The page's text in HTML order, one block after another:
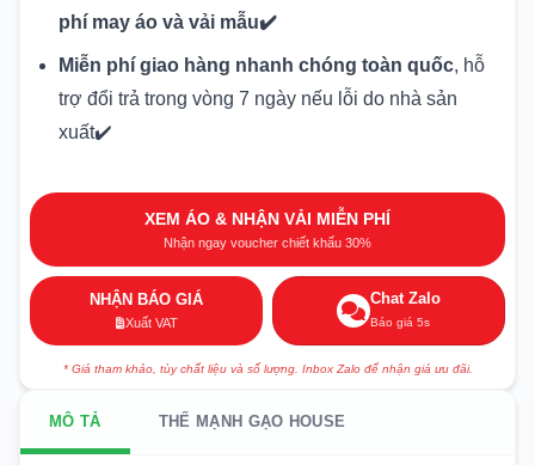
phí may áo và vải mẫu✔️
Miễn phí giao hàng nhanh chóng toàn quốc, hỗ
trợ đổi trả trong vòng 7 ngày nếu lỗi do nhà sản
xuất✔️
XEM ÁO & NHẬN VẢI MIỄN PHÍ
Nhận ngay voucher chiết khấu 30%
NHẬN BÁO GIÁ
Xuất VAT
Chat Zalo
Báo giá 5s
* Giá tham khảo, tùy chất liệu và số lượng. Inbox Zalo để nhận giá ưu đãi.
MÔ TẢ THẾ MẠNH GẠO HOUSE